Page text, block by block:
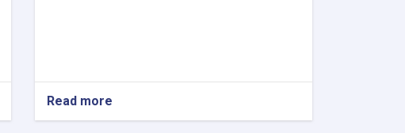
Read more